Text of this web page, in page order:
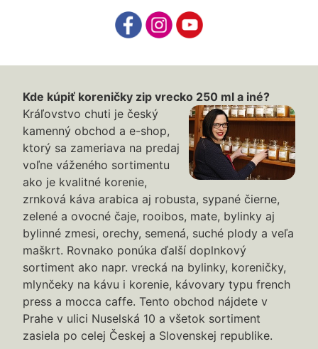
Kde kúpiť koreničky zip vrecko 250 ml a iné?
Kráľovstvo chuti je český
kamenný obchod a e-shop,
ktorý sa zameriava na predaj
voľne váženého sortimentu
ako je kvalitné korenie,
zrnková káva arabica aj robusta, sypané čierne,
zelené a ovocné čaje, rooibos, mate, bylinky aj
bylinné zmesi, orechy, semená, suché plody a veľa
maškrt. Rovnako ponúka ďalší doplnkový
sortiment ako napr. vrecká na bylinky, koreničky,
mlynčeky na kávu i korenie, kávovary typu french
press a mocca caffe. Tento obchod nájdete v
Prahe v ulici Nuselská 10 a všetok sortiment
zasiela po celej Českej a Slovenskej republike.